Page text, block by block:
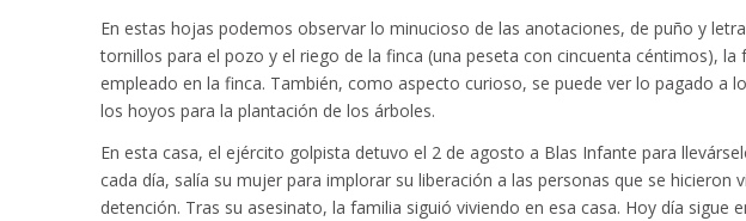
En estas hojas podemos observar lo minucioso de las anotaciones, de puño y
tornillos para el pozo y el riego de la finca (una peseta con cincuenta céntimos),
empleado en la finca. También, como aspecto curioso, se puede ver lo pagado
los hoyos para la plantación de los árboles.
En esta casa, el ejército golpista detuvo el 2 de agosto a Blas Infante para
cada día, salía su mujer para implorar su liberación a las personas que se
detención. Tras su asesinato, la familia siguió viviendo en esa casa. Hoy día